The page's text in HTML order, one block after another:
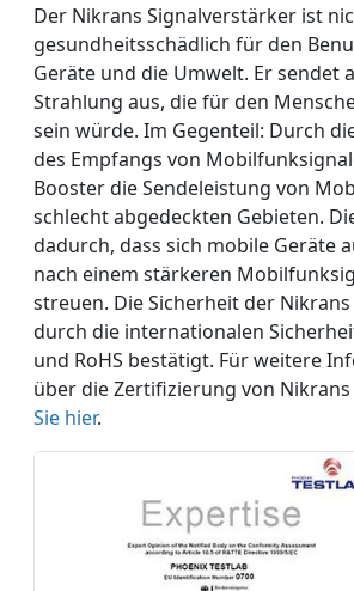
Der Nikrans Signalverstärker ist
gesundheitsschädlich für den
Geräte und die Umwelt. Er sendet
Strahlung aus, die für den
sein würde. Im Gegenteil: Durch
des Empfangs von
Booster die Sendeleistung von
schlecht abgedeckten Gebieten.
dadurch, dass sich mobile Geräte
nach einem stärkeren
streuen. Die Sicherheit der
durch die internationalen
und RoHS bestätigt. Für weitere
über die Zertifizierung von
Sie hier.